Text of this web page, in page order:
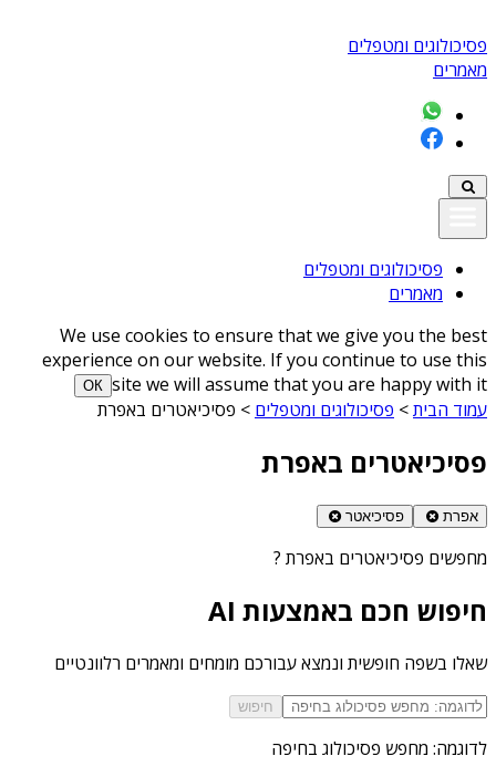
פסיכולוגים ומטפלים
מאמרים
פסיכולוגים ומטפלים
מאמרים
We use cookies to ensure that we give you the best
experience on our website. If you continue to use this
site we will assume that you are happy with it
ОК
עמוד הבית> פסיכולוגים ומטפלים > פסיכיאטרים באפרת
פסיכיאטרים באפרת
אפרת פסיכיאטר
מחפשים פסיכיאטרים באפרת ?
חיפוש חכם באמצעות AI
שאלו בשפה חופשית ונמצא עבורכם מומחים ומאמרים רלוונטיים
חיפוש
לדוגמה: מחפש פסיכולוג בחיפה